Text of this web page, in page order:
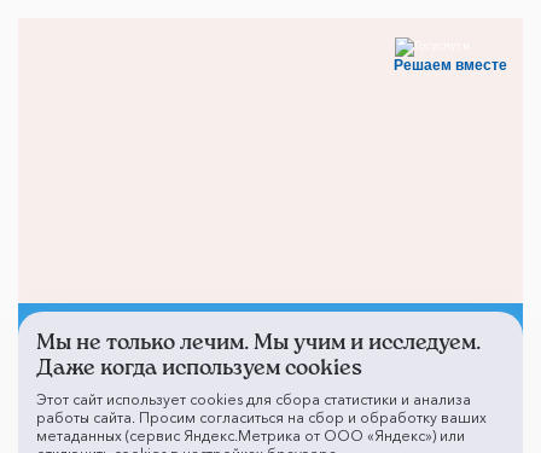
Решаем вместе
Не смогли записаться к
врачу?
Мы не только лечим. Мы учим и исследуем.
Даже когда используем cookies
Этот сайт использует cookies для сбора статистики и анализа
работы сайта. Просим согласиться на сбор и обработку ваших
метаданных (сервис Яндекс.Метрика от ООО «Яндекс») или